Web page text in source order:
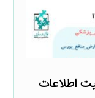
اطلاعات